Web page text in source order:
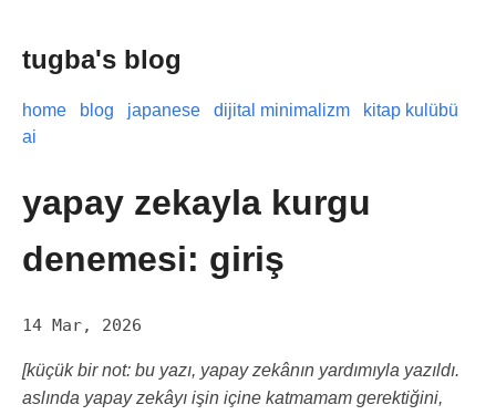
tugba's blog
home blog japanese dijital minimalizm
kitap kulübü
ai
yapay zekayla kurgu
denemesi: giriş
14 Mar, 2026
[küçük bir not: bu yazı, yapay zekânın yardımıyla yazıldı.
aslında yapay zekâyı işin içine katmamam gerektiğini,